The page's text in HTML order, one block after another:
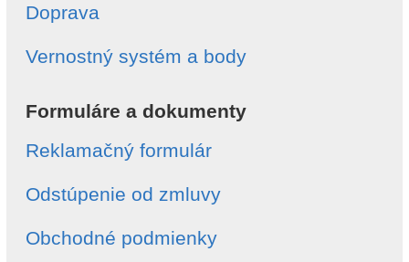
Doprava
Vernostný systém a body
Formuláre a dokumenty
Reklamačný formulár
Odstúpenie od zmluvy
Obchodné podmienky